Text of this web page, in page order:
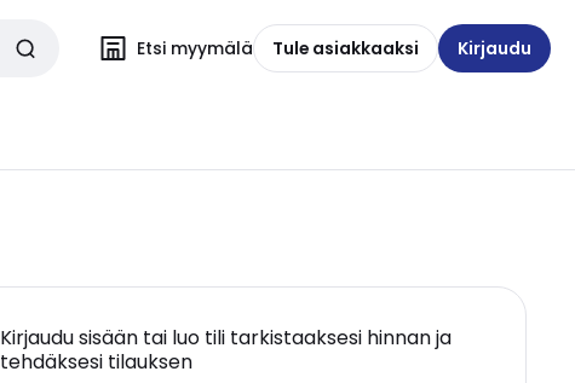
Etsi myymälä Tule asiakkaaksi Kirjaudu
Kirjaudu sisään tai luo tili tarkistaaksesi hinnan ja
tehdäksesi tilauksen